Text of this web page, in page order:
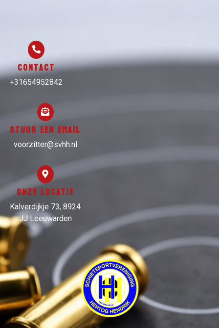
Contact
+31654952842
Stuur een email
voorzitter@svhh.nl
Onze locatie
Kalverdijkje 73, 8924
JJ Leeuwarden